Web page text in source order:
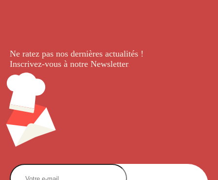
Ne ratez pas nos dernières actualités !
Inscrivez-vous à notre Newsletter.